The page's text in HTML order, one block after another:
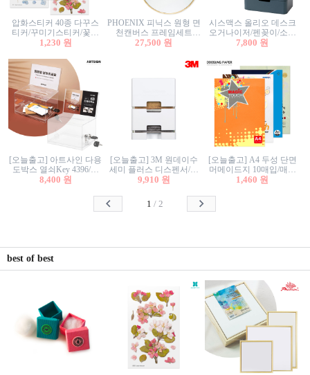
압화스티커 40종 다꾸스
티커/꾸미기스티커/꽃스
티커/압화꽃책갈피/팬시
1,230 원
PHOENIX 피닉스 원형 면
천캔버스 프레임세트
30cm/원형캔버스/플로팅
27,500 원
시스맥스 올리오 데스크
오거나이저/펜꽂이/소품
꽂이/소품함/정리함/수납
7,800 원
[오늘출고] 아트사인 다용
도박스 열쇠Key 4396/투
표함/건의함/모금함/응모
8,400 원
[오늘출고] 3M 원데이수
세미 플러스 디스펜서/소
프트수세미5매+강력수세
9,910 원
[오늘출고] A4 두성 단면
머메이드지 10매입/매직
터치/색지/색상지/색복사
칼라색지/고급복사지
1,460 원
1 / 2
best of best